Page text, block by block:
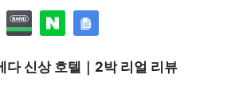
다 신상 호텔｜2박 리얼 리뷰